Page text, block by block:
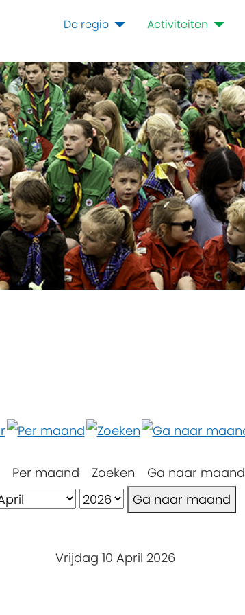
De regio Activiteiten
Per maand Zoeken
Ga naar maand
Ga naar maand
Vrijdag 10 April 2026